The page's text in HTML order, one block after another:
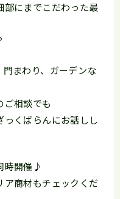
部にまでこだわった最
まわり、ガーデンな
ご相談でも
くばらんにお話しし
時開催♪
商材もチェックくだ